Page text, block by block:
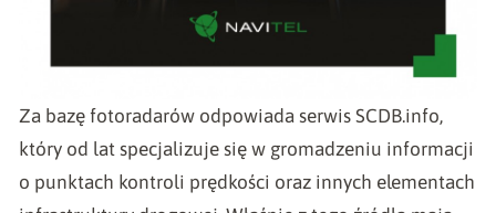
Za bazę fotoradarów odpowiada serwis SCDB.info,
który od lat specjalizuje się w gromadzeniu informacji
o punktach kontroli prędkości oraz innych elementach